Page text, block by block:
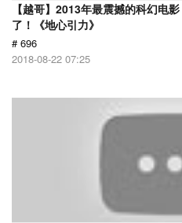
【越哥】2013年最震撼的科幻电
了！《地心引力》
# 696
2018-08-22 07:25